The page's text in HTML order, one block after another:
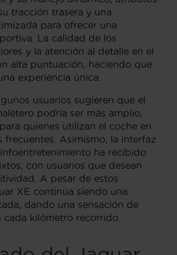
tracción trasera y una
para ofrecer una
La calidad de los
y la atención al detalle en el
alta puntuación, haciendo que
experiencia única.
usuarios sugieren que el
podría ser más amplio,
quienes utilizan el coche en
frecuentes. Asimismo, la interfaz
ha recibido
con usuarios que desean
A pesar de estos
XE continúa siendo una
dando una sensación de
cada kilómetro recorrido.